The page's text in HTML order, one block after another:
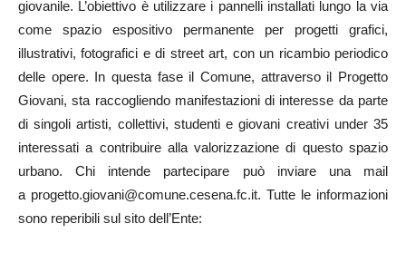
giovanile. L’obiettivo è utilizzare i pannelli installati lungo la via
come spazio espositivo permanente per progetti grafici,
illustrativi, fotografici e di street art, con un ricambio periodico
delle opere. In questa fase il Comune, attraverso il Progetto
Giovani, sta raccogliendo manifestazioni di interesse da parte
di singoli artisti, collettivi, studenti e giovani creativi under 35
interessati a contribuire alla valorizzazione di questo spazio
urbano. Chi intende partecipare può inviare una mail
a progetto.giovani@comune.cesena.fc.it. Tutte le informazioni
sono reperibili sul sito dell’Ente: